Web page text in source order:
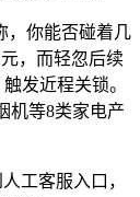
，你能否碰着几
，而轻忽后续
发近程关锁。
机等8类家电产
工客服入口，